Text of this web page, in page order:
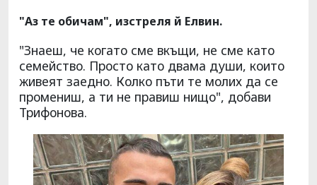
"Аз те обичам", изстреля й Елвин.
"Знаеш, че когато сме вкъщи, не сме като
семейство. Просто като двама души, които
живеят заедно. Колко пъти те молих да се
промениш, а ти не правиш нищо", добави
Трифонова.